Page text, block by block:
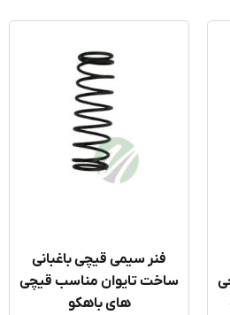
فنر سیمی قیچی باغبانی
ساخت تایوان مناسب قیچی
های باهکو